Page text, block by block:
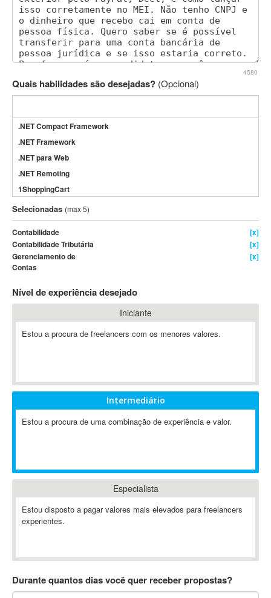
4580
Quais habilidades são desejadas? (Opcional)
.NET Compact Framework
.NET Framework
.NET para Web
.NET Remoting
1ShoppingCart
3DS Max
3GSM
4D Dimension
802.11
A&P
A2Billing
Ab Initio
ABIS
AbleCommerce
Ableton
Abstract
Abstract Window Toolkit (AWT)
Absynth
AC Drives
ACDSee
Selecionadas (max 5)
Contabilidade
[x]
Contabilidade Tributária
[x]
Gerenciamento de
Contas
[x]
Nível de experiência desejado
Iniciante
Estou a procura de freelancers com os menores valores.
Intermediário
Estou a procura de uma combinação de experiência e valor.
Especialista
Estou disposto a pagar valores mais elevados para freelancers
experientes.
Durante quantos dias você quer receber propostas?